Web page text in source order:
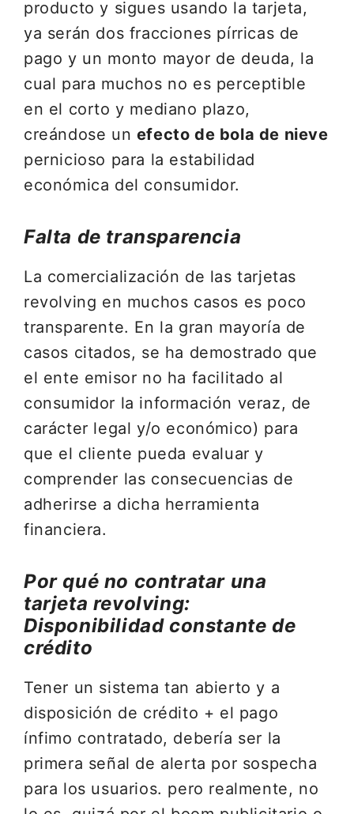
producto y sigues usando la tarjeta,
ya serán dos fracciones pírricas de
pago y un monto mayor de deuda, la
cual para muchos no es perceptible
en el corto y mediano plazo,
creándose un efecto de bola de nieve
pernicioso para la estabilidad
económica del consumidor.
Falta de transparencia
La comercialización de las tarjetas
revolving en muchos casos es poco
transparente. En la gran mayoría de
casos citados, se ha demostrado que
el ente emisor no ha facilitado al
consumidor la información veraz, de
carácter legal y/o económico) para
que el cliente pueda evaluar y
comprender las consecuencias de
adherirse a dicha herramienta
financiera.
Por qué no contratar una
tarjeta revolving:
Disponibilidad constante de
crédito
Tener un sistema tan abierto y a
disposición de crédito + el pago
ínfimo contratado, debería ser la
primera señal de alerta por sospecha
para los usuarios. pero realmente, no